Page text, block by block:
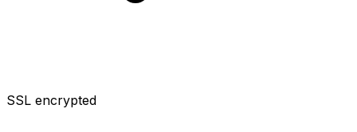
SSL encrypted